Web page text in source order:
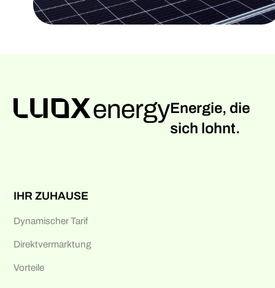
Energie, die
sich lohnt.
IHR ZUHAUSE
Dynamischer Tarif
Direktvermarktung
Vorteile